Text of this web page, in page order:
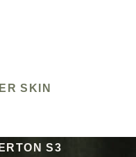
SKIN
S3